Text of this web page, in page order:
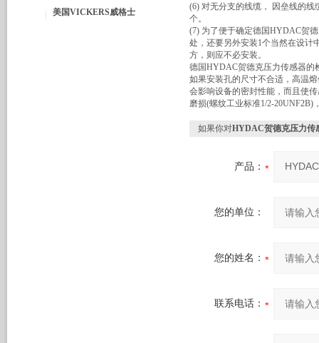
美国VICKERS威格士
(6) 对无分支的线缆， 因垒线的
个。
(7) 为了便于确定德国HYDAC贺
处，还要另外安装1个当然在设计
方，则应不必安装。
德国HYDAC贺德克压力传感器的
如果安装孔的尺寸不合适，高温
会影响设备的密封性能，而且使
磨损(螺纹工业标准1/2-
如果你对HYDAC贺德克压力传
产品：
您的单位：
您的姓名：
联系电话：